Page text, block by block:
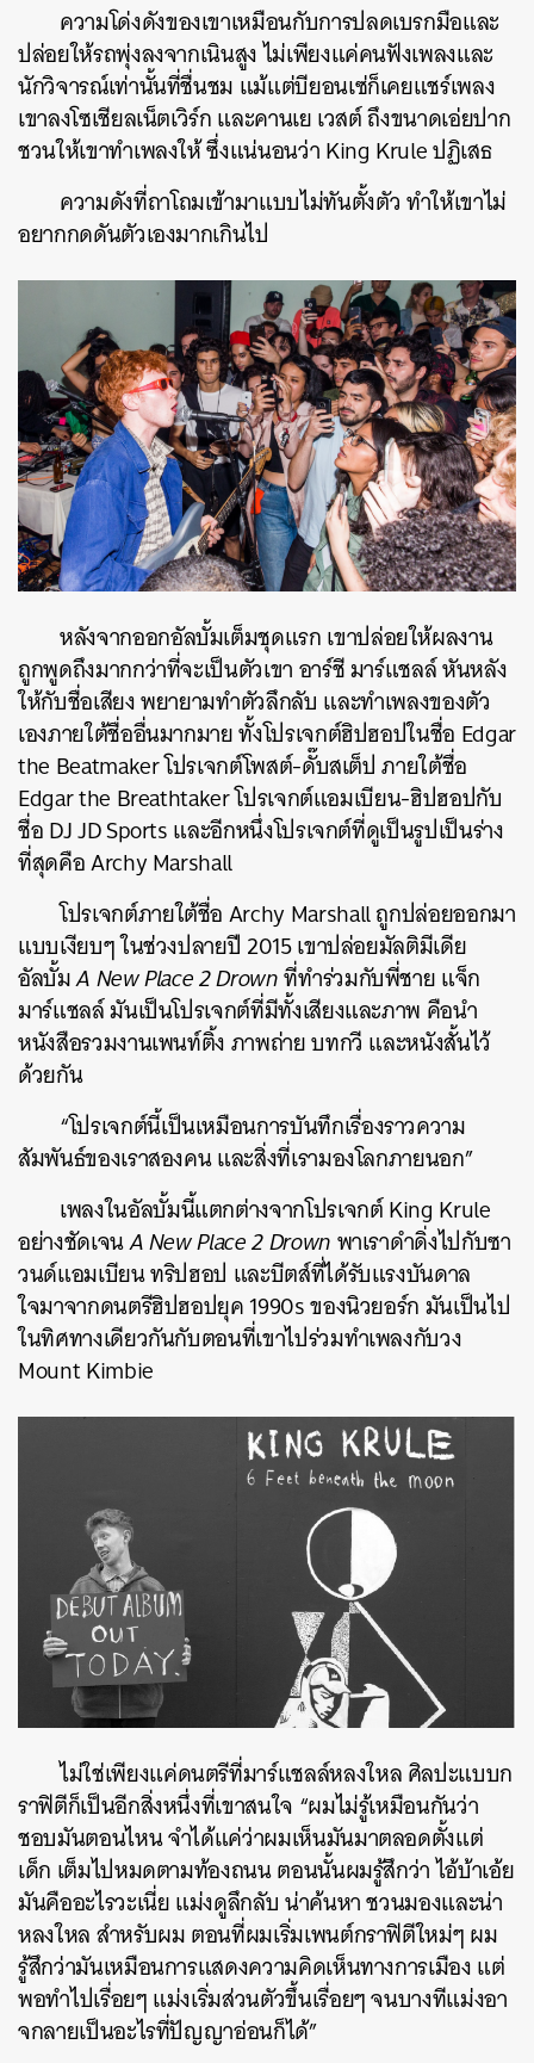
ความโด่งดังของเขาเหมือนกับการปลดเบรกมือและ
ปล่อยให้รถพุ่งลงจากเนินสูง ไม่เพียงแค่คนฟังเพลงและ
นักวิจารณ์เท่านั้นที่ชื่นชม แม้แต่บียอนเซ่ก็เคยแชร์เพลง
เขาลงโซเชียลเน็ตเวิร์ก และคานเย เวสต์ ถึงขนาดเอ่ยปาก
ชวนให้เขาทำเพลงให้ ซึ่งแน่นอนว่า King Krule ปฏิเสธ
ความดังที่ถาโถมเข้ามาแบบไม่ทันตั้งตัว ทำให้เขาไม่
อยากกดดันตัวเองมากเกินไป
หลังจากออกอัลบั้มเต็มชุดแรก เขาปล่อยให้ผลงาน
ถูกพูดถึงมากกว่าที่จะเป็นตัวเขา อาร์ชี มาร์แชลล์ หันหลัง
ให้กับชื่อเสียง พยายามทำตัวลึกลับ และทำเพลงของตัว
เองภายใต้ชื่ออื่นมากมาย ทั้งโปรเจกต์ฮิปฮอปในชื่อ Edgar
the Beatmaker โปรเจกต์โพสต์-ดั๊บสเต็ป ภายใต้ชื่อ
Edgar the Breathtaker โปรเจกต์แอมเบียน-ฮิปฮอปกับ
ชื่อ DJ JD Sports และอีกหนึ่งโปรเจกต์ที่ดูเป็นรูปเป็นร่าง
ที่สุดคือ Archy Marshall
โปรเจกต์ภายใต้ชื่อ Archy Marshall ถูกปล่อยออกมา
แบบเงียบๆ ในช่วงปลายปี 2015 เขาปล่อยมัลติมีเดีย
อัลบั้มA New Place 2 Drownที่ทำร่วมกับพี่ชาย แจ็ก
มาร์แชลล์ มันเป็นโปรเจกต์ที่มีทั้งเสียงและภาพ คือนำ
หนังสือรวมงานเพนท์ติ้ง ภาพถ่าย บทกวี และหนังสั้นไว้
ด้วยกัน
“โปรเจกต์นี้เป็นเหมือนการบันทึกเรื่องราวความ
สัมพันธ์ของเราสองคน และสิ่งที่เรามองโลกภายนอก”
เพลงในอัลบั้มนี้แตกต่างจากโปรเจกต์ King Krule
อย่างชัดเจนA New Place 2 Drownพาเราดำดิ่งไปกับซา
วนด์แอมเบียน ทริปฮอป และบีตส์ที่ได้รับแรงบันดาล
ใจมาจากดนตรีฮิปฮอปยุค 1990s ของนิวยอร์ก มันเป็นไป
ในทิศทางเดียวกันกับตอนที่เขาไปร่วมทำเพลงกับวง
Mount Kimbie
ไม่ใช่เพียงแค่ดนตรีที่มาร์แชลล์หลงใหล ศิลปะแบบก
ราฟิตีก็เป็นอีกสิ่งหนึ่งที่เขาสนใจ “ผมไม่รู้เหมือนกันว่า
ชอบมันตอนไหน จำได้แค่ว่าผมเห็นมันมาตลอดตั้งแต่
เด็ก เต็มไปหมดตามท้องถนน ตอนนั้นผมรู้สึกว่า ไอ้บ้าเอ้ย
มันคืออะไรวะเนี่ย แม่งดูลึกลับ น่าค้นหา ชวนมองและน่า
หลงใหล สำหรับผม ตอนที่ผมเริ่มเพนต์กราฟิตีใหม่ๆ ผม
รู้สึกว่ามันเหมือนการแสดงความคิดเห็นทางการเมือง แต่
พอทำไปเรื่อยๆ แม่งเริ่มส่วนตัวขึ้นเรื่อยๆ จนบางทีแม่งอา
จกลายเป็นอะไรที่ปัญญาอ่อนก็ได้”
SHARE TWEET LINE EMAIL